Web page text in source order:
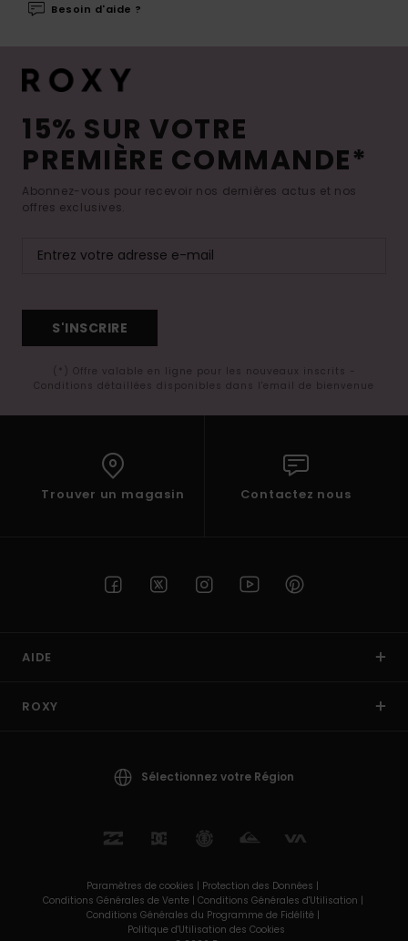
Besoin d'aide ?
15% SUR VOTRE
PREMIÈRE COMMANDE*
Abonnez-vous pour recevoir nos dernières actus et nos
offres exclusives.
S'INSCRIRE
(*) Offre valable en ligne pour les nouveaux inscrits -
Conditions détaillées disponibles dans l'email de bienvenue
Trouver un magasin Contactez nous
AIDE
ROXY
Sélectionnez votre Région
Paramètres de cookies | Protection des Données |
Conditions Générales de Vente | Conditions Générales d'Utilisation |
Conditions Générales du Programme de Fidélité |
Politique d'Utilisation des Cookies